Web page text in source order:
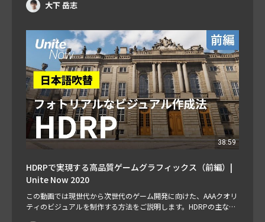
さい。 ダウンロード HDRPのボリュームフォグでは、Density Volu
meを使う事により、 3D空間に、体積と密度を持ったリアルな霧を
大下 岳志
38:59
HDRPで実現する高品質ゲームグラフィックス（前編）|
Unite Now 2020
この動画では現世代から次世代のゲーム開発に向けた、AAAクオリ
ティのビジュアルを制作する方法をご説明します。HDRPの主な機